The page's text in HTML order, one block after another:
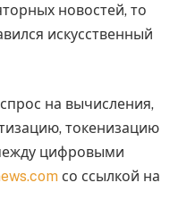
новостей, то
искусственный
на вычисления,
токенизацию
цифровыми
со ссылкой на